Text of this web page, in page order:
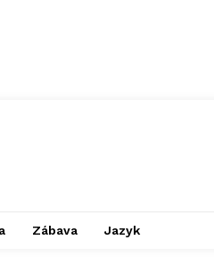
Zábava Jazyk